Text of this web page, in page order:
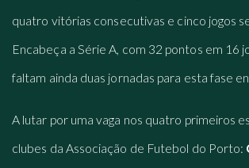
quatro vitórias consecutivas e cinco jogos
Encabeça a Série A, com 32 pontos em 16
faltam ainda duas jornadas para esta fase
A lutar por uma vaga nos quatro primeiros
clubes da Associação de Futebol do Porto: